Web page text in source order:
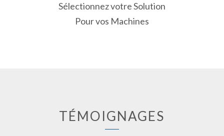
Sélectionnez votre Solution
Pour vos Machines
TÉMOIGNAGES